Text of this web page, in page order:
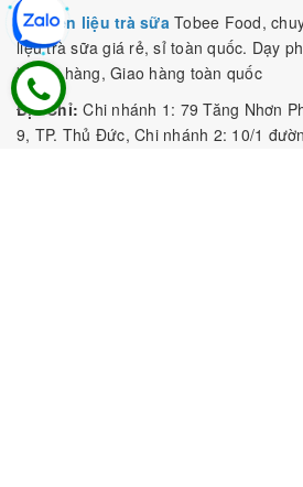
Nguyên liệu trà sữa Tobee Food,
liệu trà sữa giá rẻ, sỉ toàn quốc. Dạy
khách hàng, Giao hàng toàn quốc
Địa Chỉ: Chi nhánh 1: 79 Tăng Nhơn
9, TP. Thủ Đức, Chi nhánh 2: 10/1